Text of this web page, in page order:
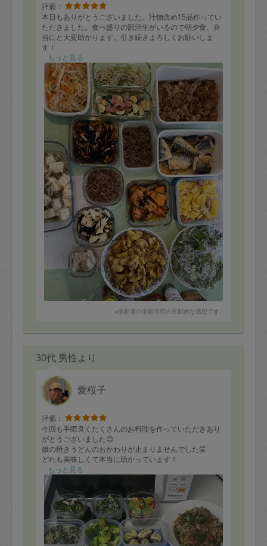
評価：
本日もありがとうございました。汁物含め15品作ってい
ただきました。食べ盛りの部活生がいるので朝夕食、弁
当にと大変助かります。引き続きよろしくお願いしま
す！
もっと見る
※依頼者の依頼当時の主観的な感想です。
30代 男性より
愛桜子
評価：
今回も手際良くたくさんのお料理を作っていただきあり
がとうございました😊
娘の焼きうどんのおかわりが止まりませんでした笑
どれも美味しくて本当に助かっています！
また次回も宜しくお願いします🙇‍♂️
もっと見る